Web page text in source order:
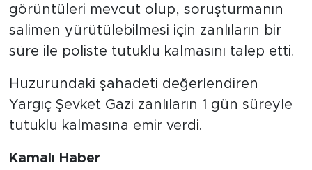
görüntüleri mevcut olup, soruşturmanın
salimen yürütülebilmesi için zanlıların bir
süre ile poliste tutuklu kalmasını talep etti.
Huzurundaki şahadeti değerlendiren
Yargıç Şevket Gazi zanlıların 1 gün süreyle
tutuklu kalmasına emir verdi.
Kamalı Haber